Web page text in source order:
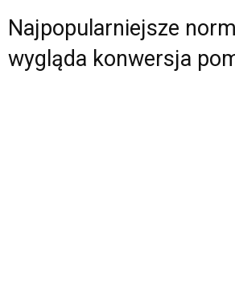
Najpopularniejsze
wygląda konwersja